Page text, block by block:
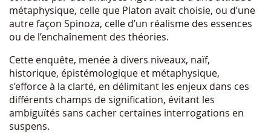
métaphysique, celle que Platon avait choisie, ou d’une
autre façon Spinoza, celle d’un réalisme des essences
ou de l’enchaînement des théories.
Cette enquête, menée à divers niveaux, naïf,
historique, épistémologique et métaphysique,
s’efforce à la clarté, en délimitant les enjeux dans ces
différents champs de signification, évitant les
ambiguïtés sans cacher certaines interrogations en
suspens.